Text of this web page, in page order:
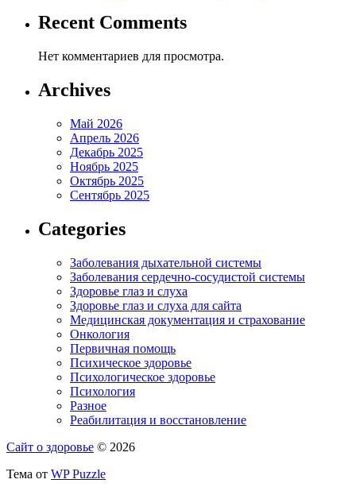
Recent Comments
Нет комментариев для просмотра.
Archives
Май 2026
Апрель 2026
Декабрь 2025
Ноябрь 2025
Октябрь 2025
Сентябрь 2025
Categories
Заболевания дыхательной системы
Заболевания сердечно-сосудистой системы
Здоровье глаз и слуха
Здоровье глаз и слуха для сайта
Медицинская документация и страхование
Онкология
Первичная помощь
Психическое здоровье
Психологическое здоровье
Психология
Разное
Реабилитация и восстановление
Сайт о здоровье © 2026
Тема от WP Puzzle